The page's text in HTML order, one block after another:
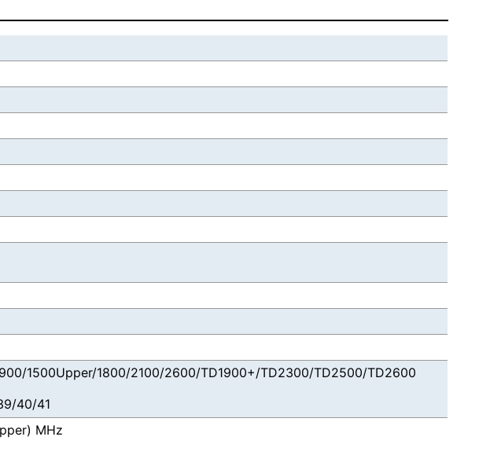
1500Upper/1800/2100/2600/TD1900+/TD2300/TD2500/TD2600
40/41
MHz